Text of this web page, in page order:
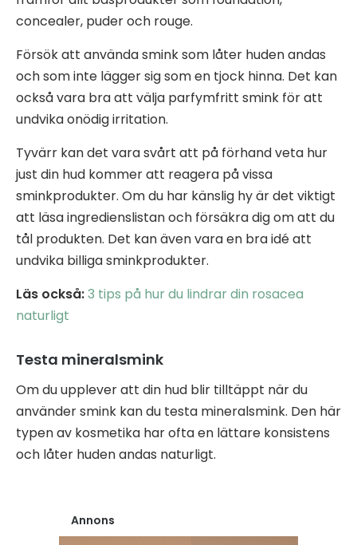
concealer, puder och rouge.
Försök att använda smink som låter huden andas
och som inte lägger sig som en tjock hinna. Det kan
också vara bra att välja parfymfritt smink för att
undvika onödig irritation.
Tyvärr kan det vara svårt att på förhand veta hur
just din hud kommer att reagera på vissa
sminkprodukter. Om du har känslig hy är det viktigt
att läsa ingredienslistan och försäkra dig om att du
tål produkten. Det kan även vara en bra idé att
undvika billiga sminkprodukter.
Läs också:3 tips på hur du lindrar din rosacea
naturligt
Testa mineralsmink
Om du upplever att din hud blir tilltäppt när du
använder smink kan du testa mineralsmink. Den här
typen av kosmetika har ofta en lättare konsistens
och låter huden andas naturligt.
Annons